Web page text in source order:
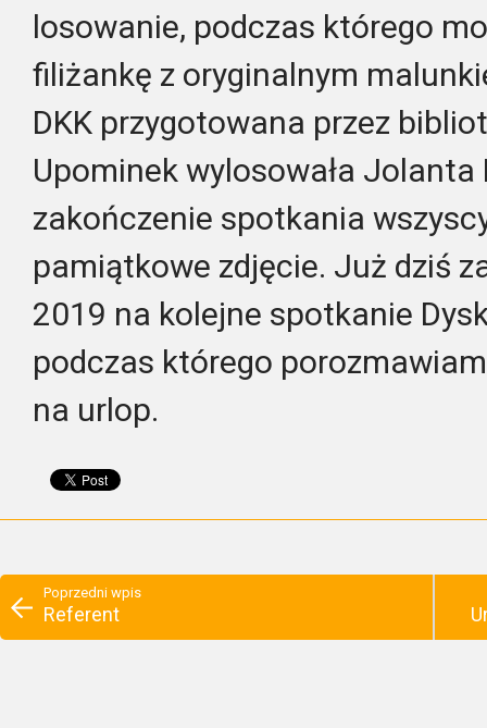
losowanie, podczas którego
filiżankę z oryginalnym
DKK przygotowana przez
Upominek wylosowała Jolanta
zakończenie spotkania
pamiątkowe zdjęcie. Już dziś
2019 na kolejne spotkanie
podczas którego
na urlop.
Poprzedni wpis
Referent